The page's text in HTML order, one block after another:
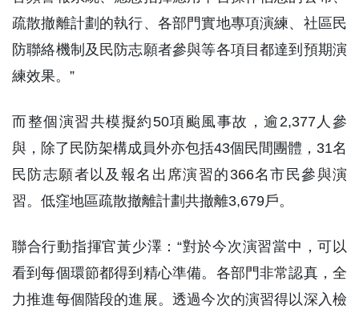
疏散撤離計劃的執行、各部門實地專項演練、社區民
防聯絡機制及民防志願者參與等各項目都達到預期演
練效果。”
而整個演習共模擬約50項颱風事故，逾2,377人參
與，除了民防架構成員外亦包括43個民間團體，31名
民防志願者以及報名出席演習的366名市民參與演
習。低窪地區疏散撤離計劃共撤離3,679戶。
聯合行動指揮官黃少澤：“對於今次演習當中，可以
看到每個環節都得到精心準備。各部門非常認真，全
力推進每個階段的進展。透過今次的演習得以深入檢